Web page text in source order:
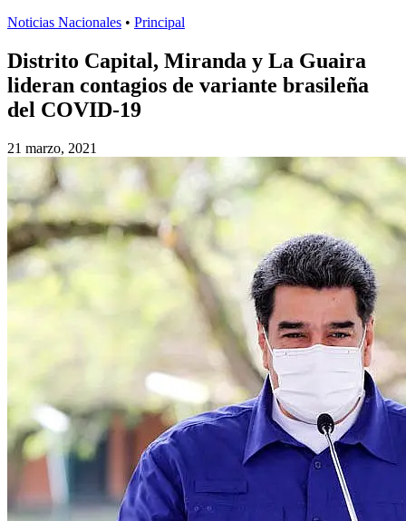
Noticias Nacionales • Principal
Distrito Capital, Miranda y La Guaira
lideran contagios de variante brasileña
del COVID-19
21 marzo, 2021